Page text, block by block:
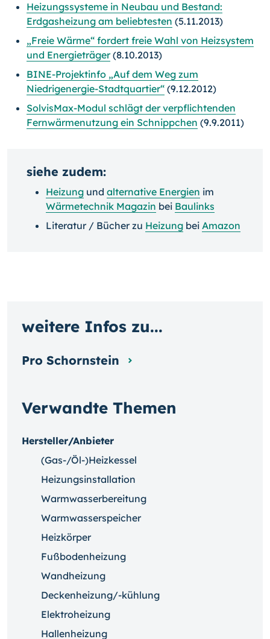
Heizungssysteme in Neubau und Bestand:
Erdgasheizung am beliebtesten (5.11.2013)
„Freie Wärme“ fordert freie Wahl von Heizsystem
und Energieträger(8.10.2013)
BINE-Projektinfo „Auf dem Weg zum
Niedrigenergie-Stadtquartier“ (9.12.2012)
SolvisMax-Modul schlägt der verpflichtenden
Fernwärmenutzung ein Schnippchen (9.9.2011)
siehe zudem:
Heizung und alternative Energien im
Wärmetechnik Magazin bei Baulinks
Literatur / Bücher zu Heizung bei Amazon
Verwandte Themen
Hersteller/Anbieter
(Gas-/Öl-)Heizkessel
Heizungsinstallation
Warmwasserbereitung
Warmwasserspeicher
Heizkörper
Fußbodenheizung
Wandheizung
Deckenheizung/-kühlung
Elektroheizung
Hallenheizung
weitere Infos zu...
Pro Schornstein